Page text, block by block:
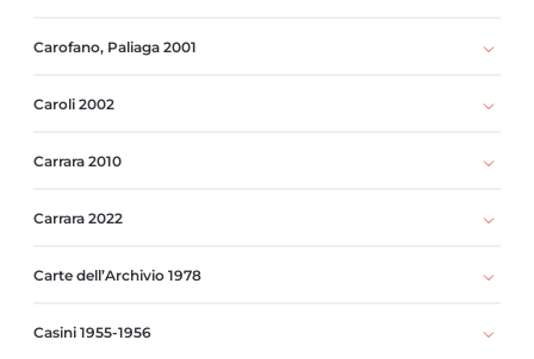
Carofano, Paliaga 2001
Caroli 2002
Carrara 2010
Carrara 2022
Carte dell’Archivio 1978
Casini 1955-1956